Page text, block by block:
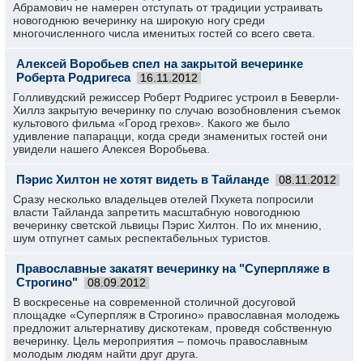
Абрамович не намерен отступать от традиции устраивать
новогоднюю вечеринку на широкую ногу среди
многочисленного числа именитых гостей со всего света.
Алексей Воробьев спел на закрытой вечеринке
Роберта Родригеса
16.11.2012
Голливудский режиссер Роберт Родригес устроил в Беверли-
Хиллз закрытую вечеринку по случаю возобновления съемок
культового фильма «Город грехов». Какого же было
удивление папарацци, когда среди знаменитых гостей они
увидели нашего Алексея Воробьева.
Пэрис Хилтон не хотят видеть в Тайланде 08.11.2012
Сразу несколько владельцев отелей Пхукета попросили
власти Тайланда запретить масштабную новогоднюю
вечеринку светской львицы Пэрис Хилтон. По их мнению,
шум отпугнет самых респектабельных туристов.
Православные закатят вечеринку на "Суперпляже в
Строгино"
08.09.2012
В воскресенье на современной столичной досуговой
площадке «Суперпляж в Строгино» православная молодежь
предложит альтернативу дискотекам, проведя собственную
вечеринку. Цель мероприятия – помочь православным
молодым людям найти друг друга.